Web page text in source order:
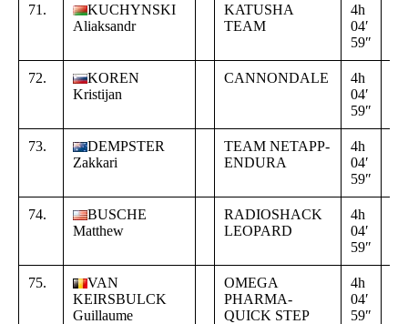
71.
KUCHYNSKI
Aliaksandr
KATUSHA
TEAM
4h
04′
59″
72.
KOREN
Kristijan
CANNONDALE
4h
04′
59″
73.
DEMPSTER
Zakkari
TEAM NETAPP-
ENDURA
4h
04′
59″
74.
BUSCHE
Matthew
RADIOSHACK
LEOPARD
4h
04′
59″
75.
VAN
KEIRSBULCK
Guillaume
OMEGA
PHARMA-
QUICK STEP
4h
04′
59″